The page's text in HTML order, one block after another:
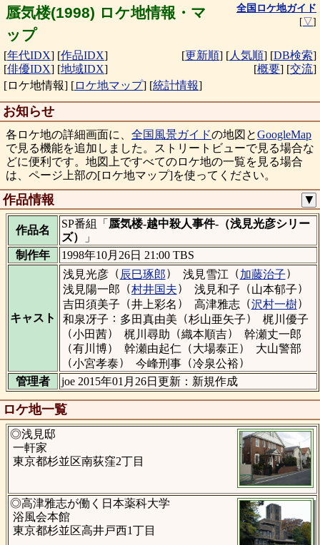
蜃気楼(1998) ロケ地情報・マ
ップ
全国ロケ地ガイド
[▽]
[年代IDX] [作品IDX]
[俳優IDX] [地域IDX]
[更新順] [人気順] [DB検索]
[概要] [交流]
[ロケ地情報] [ロケ地マップ] [統計情報]
お知らせ
各ロケ地の詳細画面に、 全国風景ガイドの地図とGoogleMap
で見る機能を追加しました。ストリートビューで見る場合な
どに便利です。地図上ですべてのロケ地の一覧を見る場合
は、ページ上部の[ロケ地マップ]を使ってください。
作品情報 ▼
作品名
SP番組「 蜃気楼-越中殺人事件-（浅見光彦シリー
ズ）
」
制作年
1998年10月26日 21:00 TBS
キャスト
浅見光彦（ 辰巳琢郎） 浅見雪江 （加藤治子）
浅見陽一郎 （村井国夫） 浅見和子 （山本郁子）
吉田須美子 （井上彩名 ） 高津雅志（沢村一樹）
和泉冴子 ： 多田真由美 （杉山亜矢子）
梶川優子
（小田茜） 梶川尋助 （織本順吉）
幹瀬丈一郎
（有川博） 幹瀬由起仁 （大場泰正）
大山警部
（小宮孝泰） 今峰刑事（冷泉公裕）
管理者
joe 2015年01月26日更新：新規作成
ロケ地一覧
◎浅見邸
一軒家
東京都杉並区南荻窪2丁目
◎高津雅志が働く日本薬科大学
浴風会本館
東京都杉並区高井戸西1丁目